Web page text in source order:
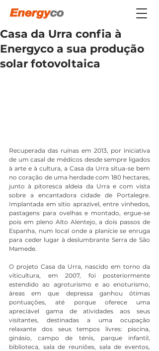
Casa da Urra confia à
Energyco a sua produção
solar fotovoltaica
Recuperada das ruínas em 2013, por iniciativa
de um casal de médicos desde sempre ligados
à arte e à cultura, a Casa da Urra situa-se bem
no coração de uma herdade com 180 hectares,
junto à pitoresca aldeia da Urra e com vista
sobre a encantadora cidade de Portalegre.
Implantada em sítio aprazível, entre vinhedos,
pastagens para ovelhas e montado, ergue-se
pois em pleno Alto Alentejo, a dois passos de
Espanha, num local onde a planície se enruga
para ceder lugar à deslumbrante Serra de São
Mamede.
O projeto Casa da Urra, nascido em torno da
viticultura, em 2007, foi posteriormente
estendido ao agroturismo e ao enoturismo,
áreas em que depressa ganhou ótimas
pontuações, até porque oferece uma
apreciável gama de atividades aos seus
visitantes, destinadas a uma ocupação
relaxante dos seus tempos livres: piscina,
ginásio, campo de ténis, parque infantil,
biblioteca, sala de reuniões, sala de eventos,